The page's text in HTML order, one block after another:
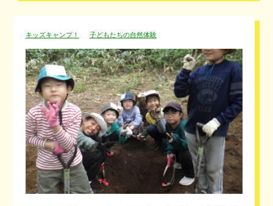
キッズキャンプ！ 子どもたちの自然体験